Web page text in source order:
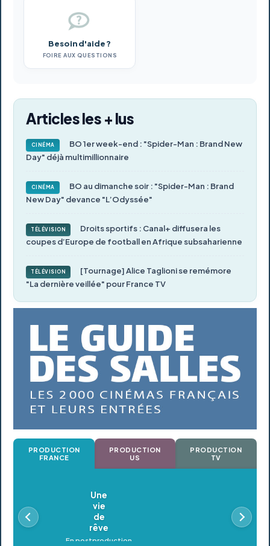
Besoin d'aide ?
FOIRE AUX QUESTIONS
Articles les + lus
CINÉMA
BO 1er week-end : "Spider-Man : Brand New
Day" déjà multimillionnaire
CINÉMA
BO au dimanche soir : "Spider-Man : Brand
New Day" devance "L’Odyssée"
TÉLÉVISION
Droits sportifs : Canal+ diffusera les
coupes d’Europe de football en Afrique subsaharienne
TÉLÉVISION
[Tournage] Alice Taglioni se remémore
"La dernière veillée" pour France TV
PRODUCTION
FRANCE
PRODUCTION
US
PRODUCTION
TV
Oldeupe
En postproduction